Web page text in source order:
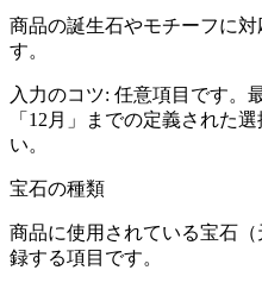
商品の誕生石やモチーフに
す。
入力のコツ: 任意項目です。
「12月」までの定義された
い。
宝石の種類
商品に使用されている宝石
録する項目です。